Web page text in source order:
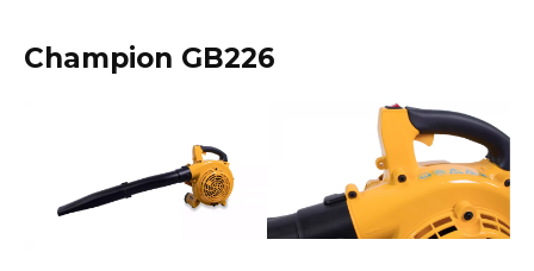
Champion GB226